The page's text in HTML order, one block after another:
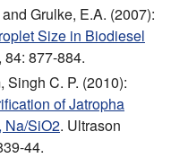
Grulke, E.A. (2007):
Size in Biodiesel
84: 877-884.
Singh C. P. (2010):
of Jatropha
Na/SiO2. Ultrason
44.